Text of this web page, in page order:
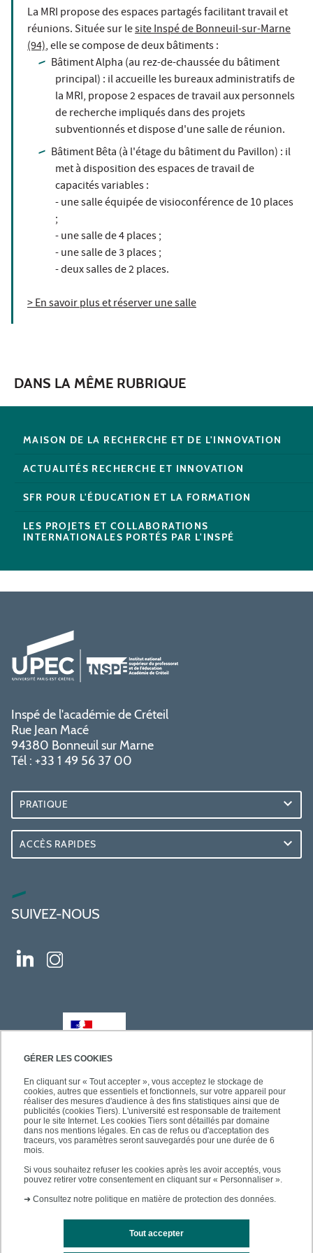
GÉRER LES COOKIES
En cliquant sur « Tout accepter », vous acceptez le stockage de
cookies, autres que essentiels et fonctionnels, sur votre appareil pour
réaliser des mesures d'audience à des fins statistiques ainsi que de
publicités (cookies Tiers). L'université est responsable de traitement
pour le site Internet. Les cookies Tiers sont détaillés par domaine
dans nos mentions légales. En cas de refus ou d'acceptation des
traceurs, vos paramètres seront sauvegardés pour une durée de 6
mois.
Si vous souhaitez refuser les cookies après les avoir acceptés, vous
pouvez retirer votre consentement en cliquant sur « Personnaliser ».
➜ Consultez notre politique en matière de protection des données.
Tout accepter
La MRI propose des espaces partagés facilitant travail et
réunions. Située sur lesite Inspé de Bonneuil-sur-Marne
(94), elle se compose de deux bâtiments :
Bâtiment Alpha (au rez-de-chaussée du bâtiment
principal) : il accueille les bureaux administratifs de
la MRI, propose 2 espaces de travail aux personnels
de recherche impliqués dans des projets
subventionnés et dispose d'une salle de réunion.
Bâtiment Bêta (à l'étage du bâtiment du Pavillon) : il
met à disposition des espaces de travail de
capacités variables :
- une salle équipée de visioconférence de 10 places
;
- une salle de 4 places ;
- une salle de 3 places ;
- deux salles de 2 places.
> En savoir plus et réserver une salle
DANS LA MÊME RUBRIQUE
MAISON DE LA RECHERCHE ET DE L'INNOVATION
ACTUALITÉS RECHERCHE ET INNOVATION
SFR POUR L'ÉDUCATION ET LA FORMATION
LES PROJETS ET COLLABORATIONS
INTERNATIONALES PORTÉS PAR L'INSPÉ
Inspé de l'académie de Créteil
Rue Jean Macé
94380 Bonneuil sur Marne
Tél : +33 1 49 56 37 00
PRATIQUE
ACCÈS RAPIDES
SUIVEZ-NOUS